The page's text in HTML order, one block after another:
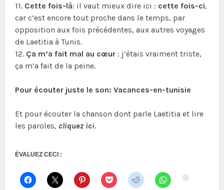
11. Cette fois-là: il vaut mieux dire ici : cette fois-ci,
car c’est encore tout proche dans le temps, par
opposition aux fois précédentes, aux autres voyages
de Laetitia à Tunis.
12. Ça m’a fait mal au cœur : j’étais vraiment triste,
ça m’a fait de la peine.
Pour écouter juste le son: Vacances-en-tunisie
Et pour écouter la chanson dont parle Laetitia et lire
les paroles, cliquez ici.
ÉVALUEZ CECI :